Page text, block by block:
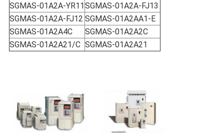
SGMAS-01A2A-YR11SGMAS-01A2A-FJ13
SGMAS-01A2A-FJ12 SGMAS-01A2AA1-E
SGMAS-01A2A4C
SGMAS-01A2A2C
SGMAS-01A2A21/C SGMAS-01A2A21